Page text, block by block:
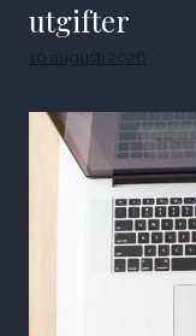
utgifter
10 augusti 2026